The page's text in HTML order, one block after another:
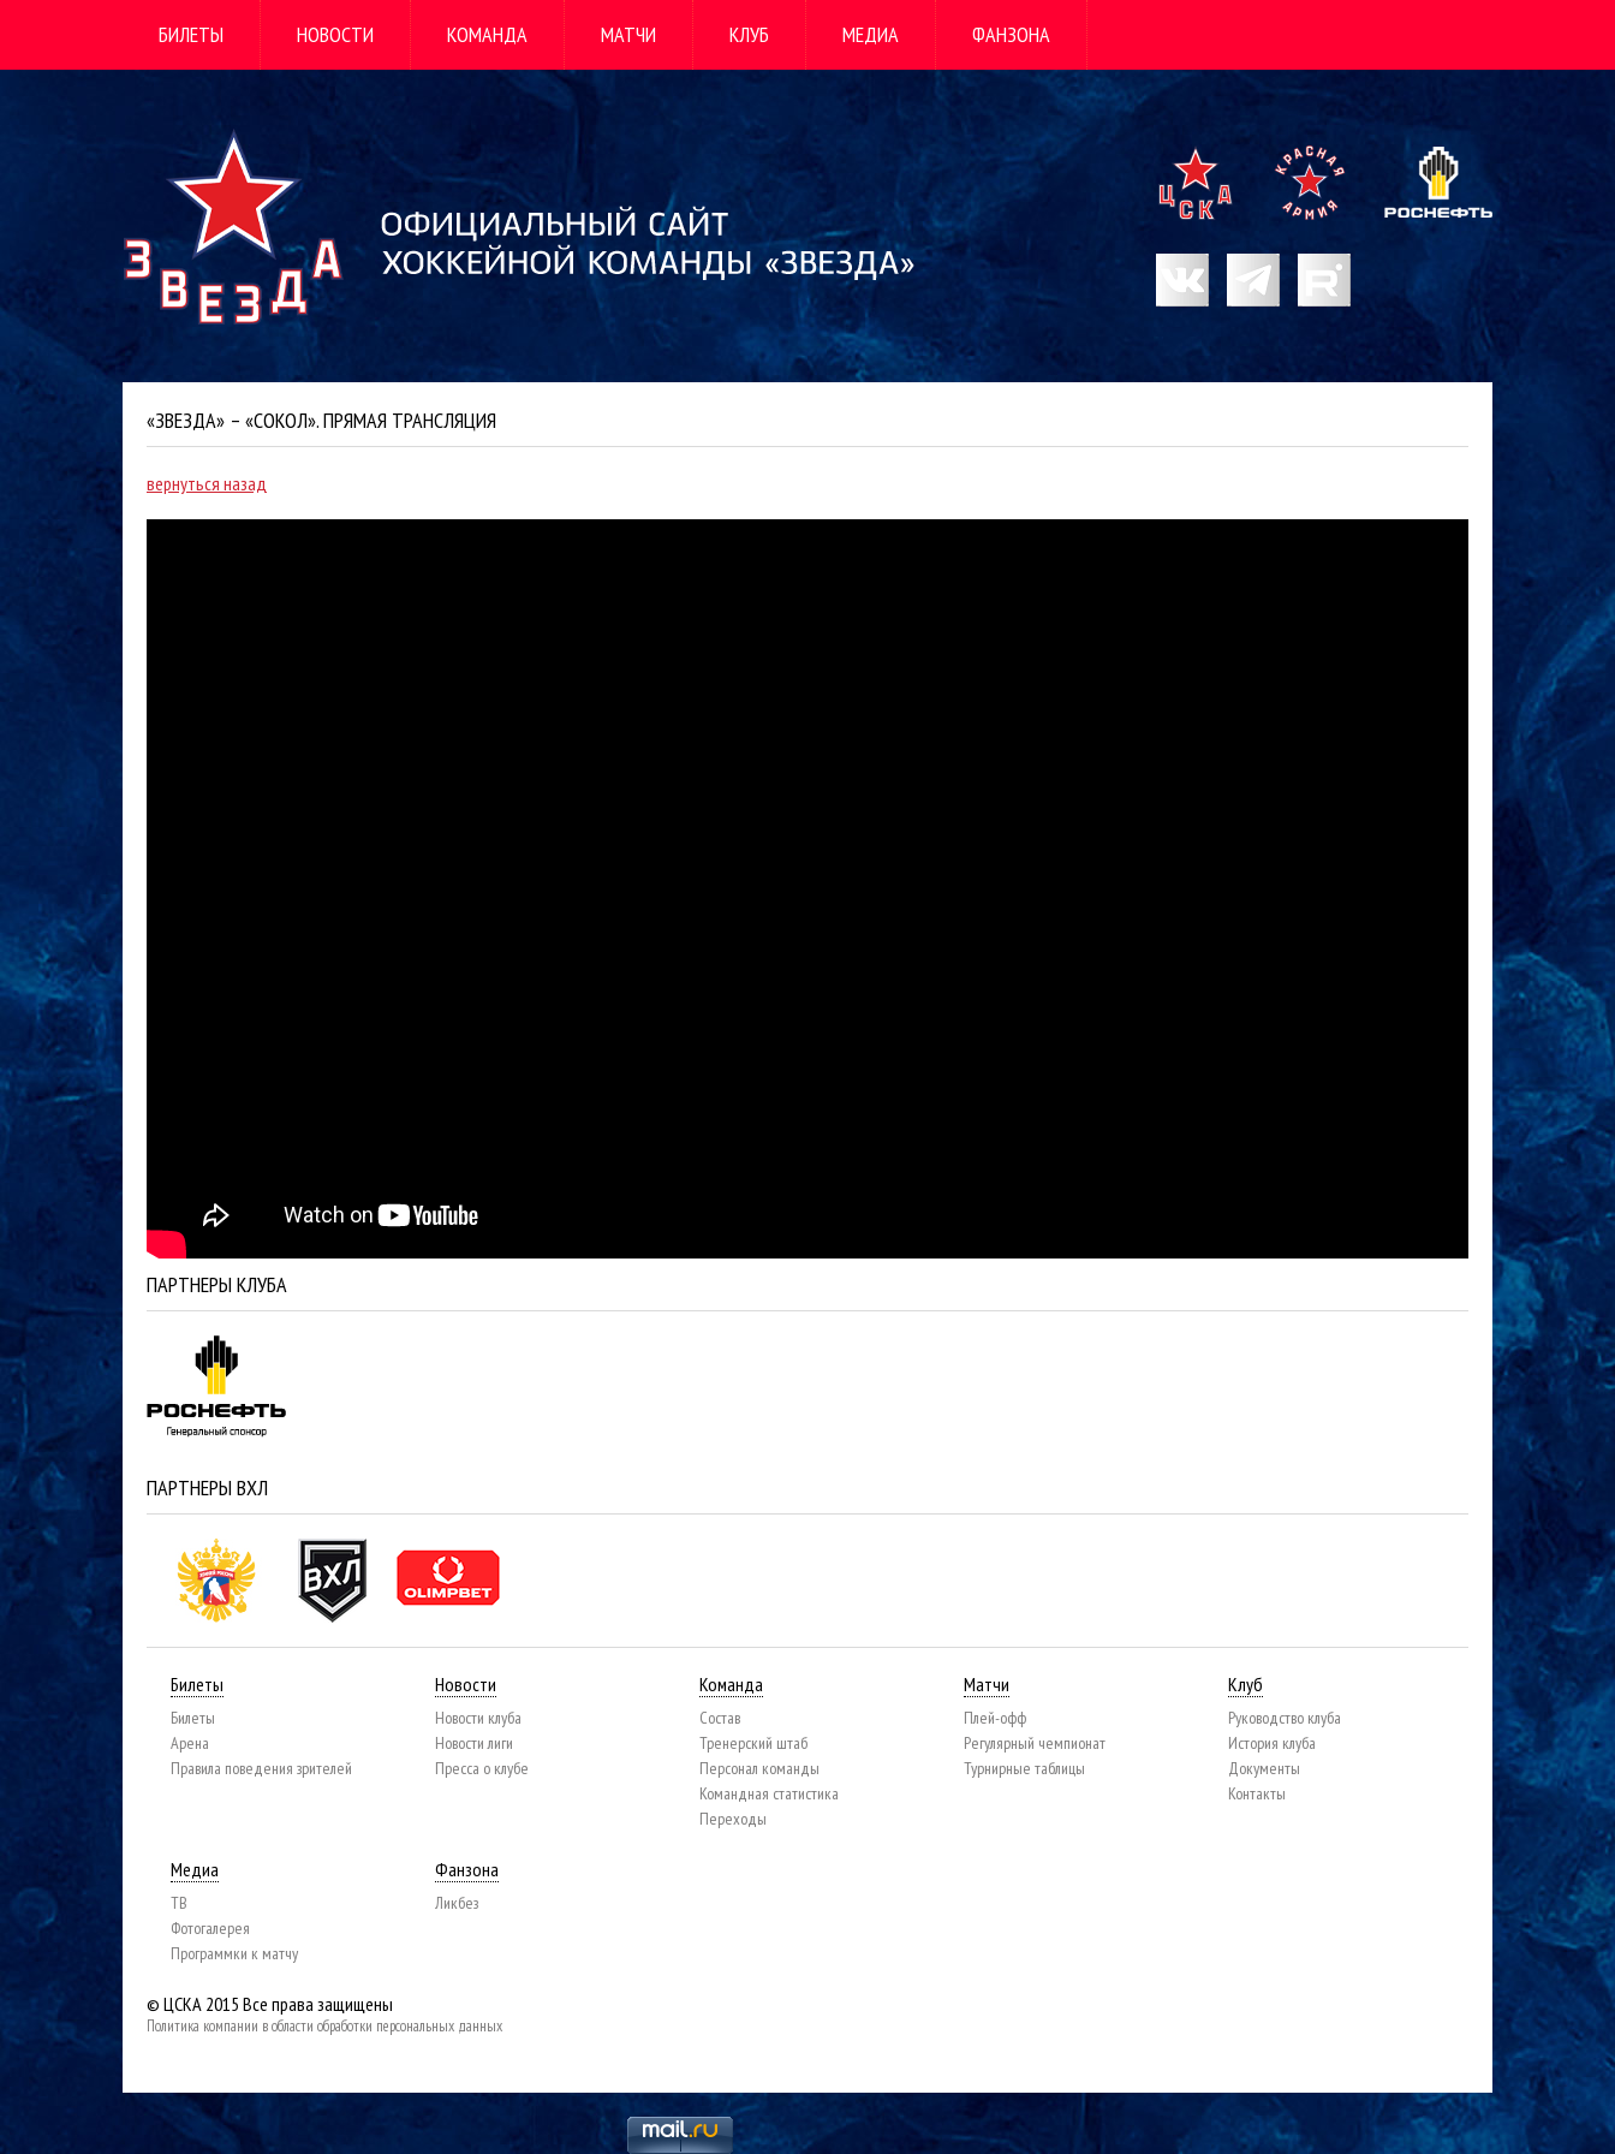
БИЛЕТЫ НОВОСТИ КОМАНДА МАТЧИ КЛУБ МЕДИА ФАНЗОНА
«ЗВЕЗДА» – «СОКОЛ». ПРЯМАЯ ТРАНСЛЯЦИЯ
вернуться назад
ПАРТНЕРЫ КЛУБА
ПАРТНЕРЫ ВХЛ
Билеты
Билеты
Арена
Правила поведения зрителей
Новости
Новости клуба
Новости лиги
Пресса о клубе
Команда
Состав
Тренерский штаб
Персонал команды
Командная статистика
Переходы
Матчи
Плей-офф
Регулярный чемпионат
Турнирные таблицы
Клуб
Руководство клуба
История клуба
Документы
Контакты
Медиа
ТВ
Фотогалерея
Программки к матчу
Фанзона
Ликбез
© ЦСКА 2015 Все права защищены
Политика компании в области обработки персональных данных